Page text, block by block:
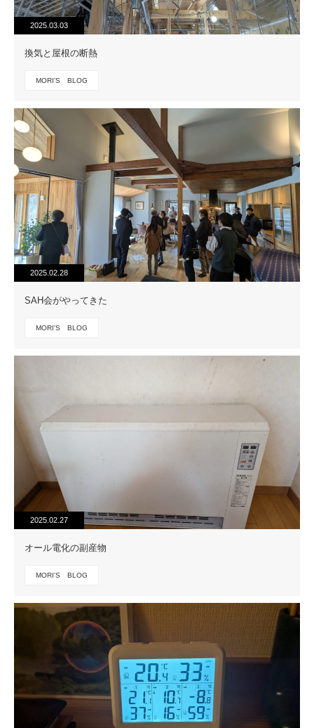
2025.03.03
換気と屋根の断熱
MORI'S BLOG
2025.02.28
SAH会がやってきた
MORI'S BLOG
2025.02.27
オール電化の副産物
MORI'S BLOG